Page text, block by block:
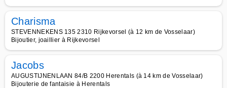
Charisma
STEVENNEKENS 135 2310 Rijkevorsel (à 12 km de Vosselaar)
Bijoutier, joaillier à Rijkevorsel
Jacobs
AUGUSTIJNENLAAN 84/B 2200 Herentals (à 14 km de Vosselaar)
Bijouterie de fantaisie à Herentals